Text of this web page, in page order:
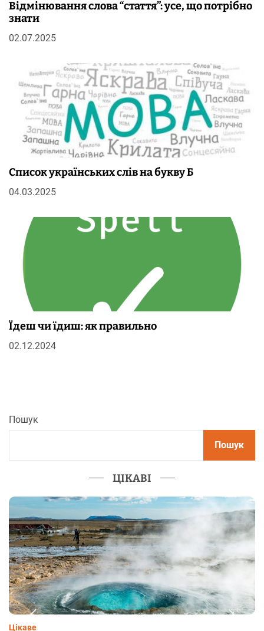
Відмінювання слова “стаття”: усе, що потрібно
знати
02.07.2025
Список українських слів на букву Б
04.03.2025
Їдеш чи їдиш: як правильно
02.12.2024
Пошук
Пошук
ЦІКАВІ